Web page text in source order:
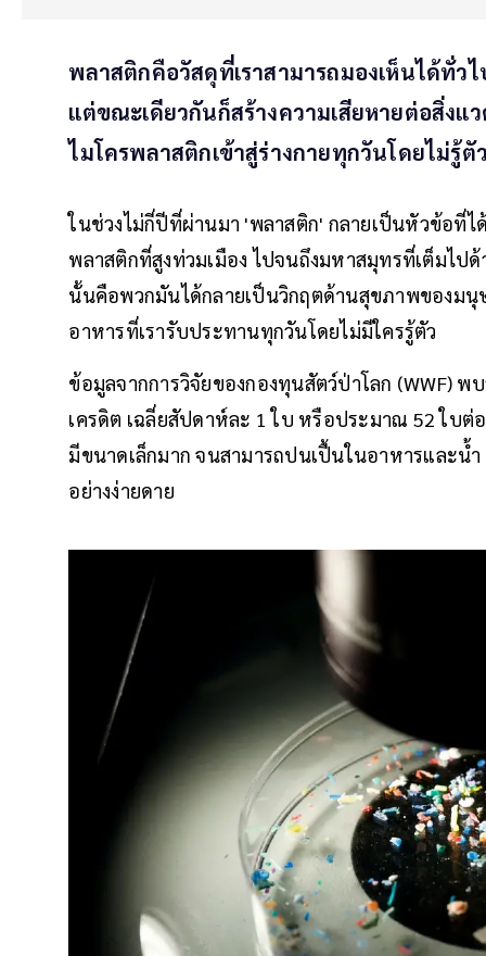
พลาสติกคือวัสดุที่เราสามารถมองเห็นได้ทั่
แต่ขณะเดียวกันก็สร้างความเสียหายต่อสิ่ง
ไมโครพลาสติกเข้าสู่ร่างกายทุกวันโดยไม่รู้ตั
ในช่วงไม่กี่ปีที่ผ่านมา 'พลาสติก' กลายเป็นหัวข้อที่
พลาสติกที่สูงท่วมเมือง ไปจนถึงมหาสมุทรที่เต็มไป
นั้นคือพวกมันได้กลายเป็นวิกฤตด้านสุขภาพของมนุ
อาหารที่เรารับประทานทุกวันโดยไม่มีใครรู้ตัว
ข้อมูลจากการวิจัยของกองทุนสัตว์ป่าโลก (WWF)
เครดิต เฉลี่ยสัปดาห์ละ 1 ใบ หรือประมาณ 52 ใบ
มีขนาดเล็กมาก จนสามารถปนเปื้นในอาหารและน้
อย่างง่ายดาย